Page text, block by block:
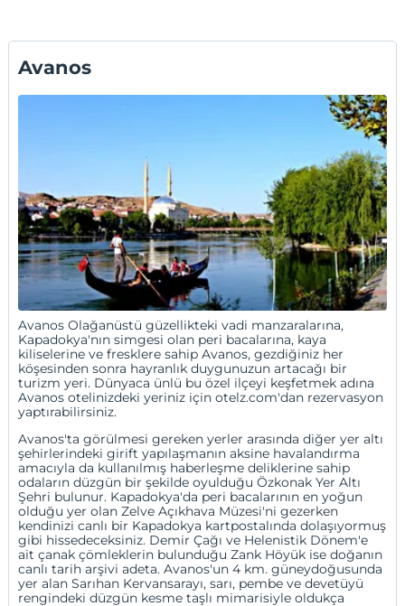
Avanos
Avanos Olağanüstü güzellikteki vadi manzaralarına,
Kapadokya'nın simgesi olan peri bacalarına, kaya
kiliselerine ve fresklere sahip Avanos, gezdiğiniz her
köşesinden sonra hayranlık duygunuzun artacağı bir
turizm yeri. Dünyaca ünlü bu özel ilçeyi keşfetmek adına
Avanos otelinizdeki yeriniz için otelz.com'dan rezervasyon
yaptırabilirsiniz.
Avanos'ta görülmesi gereken yerler arasında diğer yer altı
şehirlerindeki girift yapılaşmanın aksine havalandırma
amacıyla da kullanılmış haberleşme deliklerine sahip
odaların düzgün bir şekilde oyulduğu Özkonak Yer Altı
Şehri bulunur. Kapadokya'da peri bacalarının en yoğun
olduğu yer olan Zelve Açıkhava Müzesi'ni gezerken
kendinizi canlı bir Kapadokya kartpostalında dolaşıyormuş
gibi hissedeceksiniz. Demir Çağı ve Helenistik Dönem'e
ait çanak çömleklerin bulunduğu Zank Höyük ise doğanın
canlı tarih arşivi adeta. Avanos'un 4 km. güneydoğusunda
yer alan Sarıhan Kervansarayı, sarı, pembe ve devetüyü
rengindeki düzgün kesme taşlı mimarisiyle oldukça